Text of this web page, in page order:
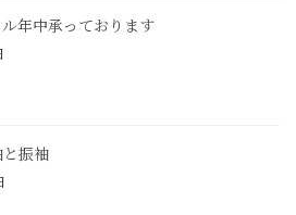
年中承っております
振袖